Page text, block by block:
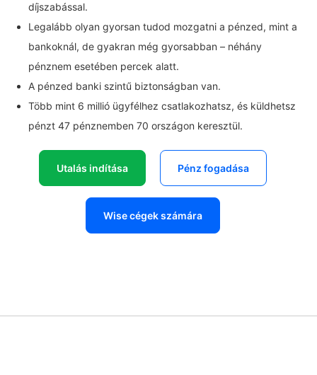
díjszabással.
Legalább olyan gyorsan tudod mozgatni a pénzed, mint a
bankoknál, de gyakran még gyorsabban – néhány
pénznem esetében percek alatt.
A pénzed banki szintű biztonságban van.
Több mint 6 millió ügyfélhez csatlakozhatsz, és küldhetsz
pénzt 47 pénznemben 70 országon keresztül.
Utalás indítása Pénz fogadása
Wise cégek számára